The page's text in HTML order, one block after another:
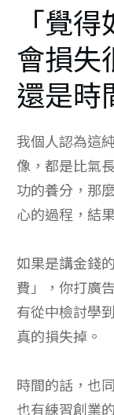
「覺
會損失
還是時
我個人認為這
像，都是比氣
功的養分，那
心的過程，結
如果是講金錢
費」，你打廣
有從中檢討學
真的損失掉。
時間的話，也
也有練習創業